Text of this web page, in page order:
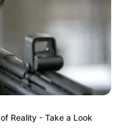
Laugh, You Go Back
Reality - Take a Look